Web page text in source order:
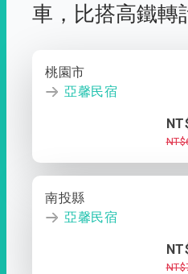
車， 比搭高鐵轉
桃園市
亞馨民宿
南投縣
亞馨民宿